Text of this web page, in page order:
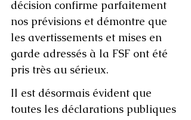
décision confirme parfaitement
nos prévisions et démontre que
les avertissements et mises en
garde adressés à la FSF ont été
pris très au sérieux.
Il est désormais évident que
toutes les déclarations publiques